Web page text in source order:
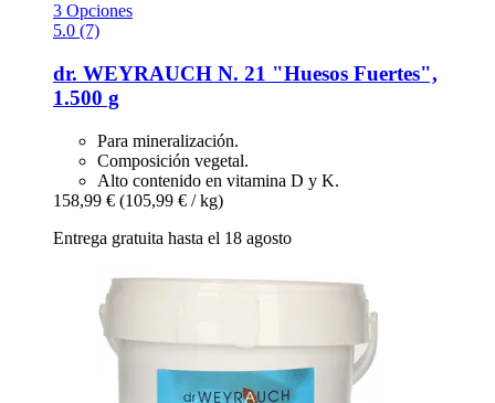
3 Opciones
5.0 (7)
dr. WEYRAUCH N. 21 "Huesos Fuertes",
1.500 g
Para mineralización.
Composición vegetal.
Alto contenido en vitamina D y K.
158,99 € (105,99 € / kg)
Entrega gratuita hasta el 18 agosto